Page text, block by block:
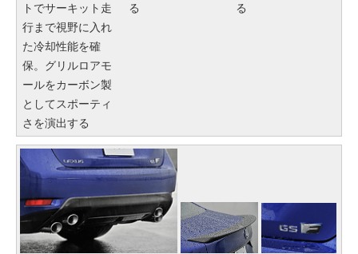
トでサーキット走
行まで視野に入れ
た冷却性能を確
保。グリルロアモ
ールをカーボン製
としてスポーティ
さを演出する
る
る